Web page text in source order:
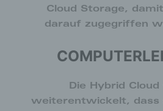
Cloud Storage,
darauf zugegriffen
Die Hybrid
weiterentwickelt, dass
Service-Provider des
(8) sonstige ähnliche Daten
unsere
dienen.
Bei der Nutzung dieser
Informationen ziehen wird
die betroffene Person. Diese